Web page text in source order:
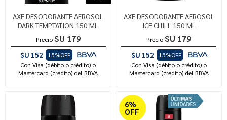
AXE DESODORANTE AEROSOL
DARK TEMPTATION 150 ML
Precio $U 179
$U 152
15%OFF
Con Visa (débito o crédito) o
Mastercard (credito) del BBVA
AXE DESODORANTE AEROSOL
ICE CHILL 150 ML
Precio $U 179
$U 152
15%OFF
Con Visa (débito o crédito) o
Mastercard (credito) del BBVA
6%
OFF